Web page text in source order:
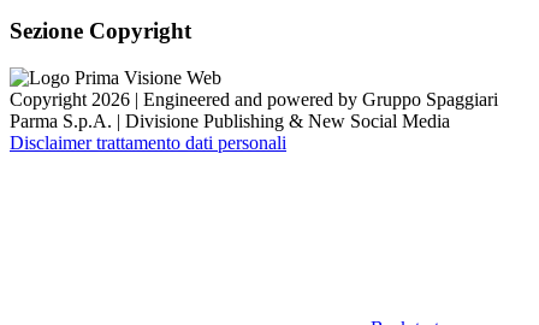
Sezione Copyright
Copyright 2026 | Engineered and powered by Gruppo Spaggiari
Parma S.p.A. | Divisione Publishing & New Social Media
Disclaimer trattamento dati personali